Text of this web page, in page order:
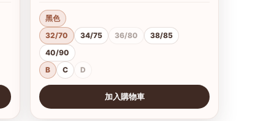
黑色
32/70
34/75 36/80
38/85
40/90
B
C D
加入購物車